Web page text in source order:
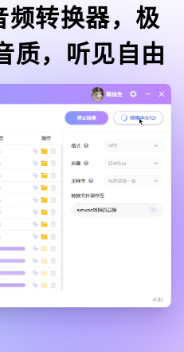
转换器，极
质，听见自由